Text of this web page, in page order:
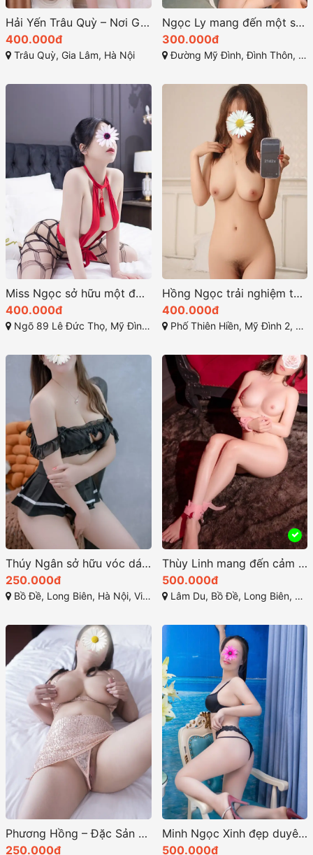
Hải Yến Trâu Quỳ – Nơi Giao Thoa Giữa Sắc Đẹp và Kỹ Thuật
400.000đ
Trâu Quỳ, Gia Lâm, Hà Nội
Ngọc Ly mang đến một sức hút khó cưỡng ở sex
300.000đ
Đường Mỹ Đình, Đình Thôn, Mỹ Đình 1, Từ Liêm, Hà Nội
Miss Ngọc sở hữu một đường nét quyến rũ
400.000đ
Ngõ 89 Lê Đức Thọ, Mỹ Đình 2, Từ Liêm, Hà Nội
Hồng Ngọc trải nghiệm tuyệt vời giây phút thăng hoa và thư giãn
400.000đ
Phố Thiên Hiền, Mỹ Đình 2, Từ Liêm, Hà Nội, Việt Nam
Thúy Ngân sở hữu vóc dáng đầy đặn khó cưỡng lại
250.000đ
Bồ Đề, Long Biên, Hà Nội, Việt Nam
Thùy Linh mang đến cảm giác huyền bí và hấp dẫn
500.000đ
Lâm Du, Bồ Đề, Long Biên, Hà Nội, Việt Nam
Phương Hồng – Đặc Sản Tình Yêu Tại Kim Giang, Thanh Xuân, Hà Nội
250.000đ
Minh Ngọc Xinh đẹp duyên dáng vui vẻ nhiệt tình
500.000đ